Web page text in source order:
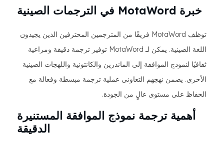
خبرة MotaWord في الترجمات الصينية
توظف MotaWord فريقًا من المترجمين المحترفين الذين يجيدون
اللغة الصينية. يمكن لـ MotaWord توفير ترجمة دقيقة ومراعية
ثقافيًا لنموذج الموافقة إلى الماندرين والكانتونية واللهجات الصينية
الأخرى. يضمن نهجهم التعاوني عملية ترجمة مبسطة وفعالة مع
الحفاظ على مستوى عالٍ من الجودة.
أهمية ترجمة نموذج الموافقة المستنيرة
الدقيقة